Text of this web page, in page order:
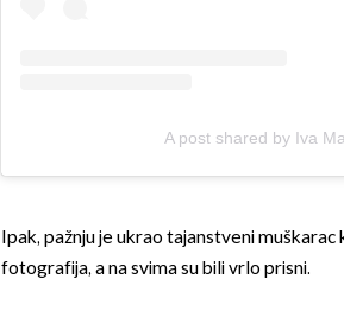
A post shared by Iva
Ipak, pažnju je ukrao tajanstveni
fotografija, a na svima su bili vrlo prisni.